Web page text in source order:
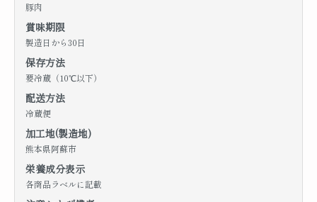
豚肉
賞味期限
製造日から30日
保存方法
要冷蔵（10℃以下）
配送方法
冷蔵便
加工地(製造地)
熊本県阿蘇市
栄養成分表示
各商品ラベルに記載